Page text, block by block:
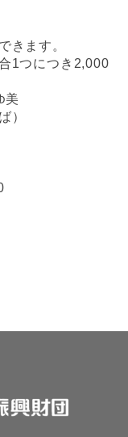
ます。
につき2,000
）